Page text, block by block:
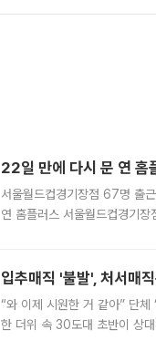
22일 만에 다시 문 연 홈
서울월드컵경기장점 67명 출
연 홈플러스 서울월드컵경기
입추매직 '불발', 처서매
“와 이제 시원한 거 같아” 단
한 더위 속 30도대 초반이 상